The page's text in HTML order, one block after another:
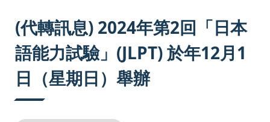
(代轉訊息) 2024年第2回「日本
語能力試驗」(JLPT) 於年12月1
日（星期日）舉辦